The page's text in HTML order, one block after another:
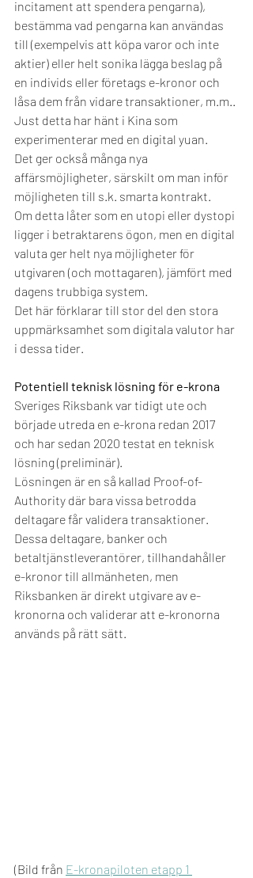
incitament att spendera pengarna),
bestämma vad pengarna kan användas
till (exempelvis att köpa varor och inte
aktier) eller helt sonika lägga beslag på
en individs eller företags e-kronor och
låsa dem från vidare transaktioner, m.m..
Just detta har hänt i Kina som
experimenterar med en digital yuan.
Det ger också många nya
affärsmöjligheter, särskilt om man inför
möjligheten till s.k. smarta kontrakt.
Om detta låter som en utopi eller dystopi
ligger i betraktarens ögon, men en digital
valuta ger helt nya möjligheter för
utgivaren (och mottagaren), jämfört med
dagens trubbiga system.
Det här förklarar till stor del den stora
uppmärksamhet som digitala valutor har
i dessa tider.
Potentiell teknisk lösning för e-krona
Sveriges Riksbank var tidigt ute och
började utreda en e-krona redan 2017
och har sedan 2020 testat en teknisk
lösning (preliminär).
Lösningen är en så kallad Proof-of-
Authority där bara vissa betrodda
deltagare får validera transaktioner.
Dessa deltagare, banker och
betaltjänstleverantörer, tillhandahåller
e-kronor till allmänheten, men
Riksbanken är direkt utgivare av e-
kronorna och validerar att e-kronorna
används på rätt sätt.
(Bild från E-kronapiloten etapp 1